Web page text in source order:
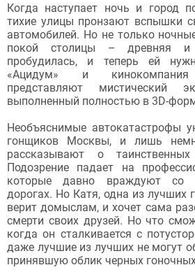
Когда наступает ночь и город
тихие улицы пронзают вспышки
автомобилей. Но не только
покой столицы – древняя и
пробудилась, и теперь ей
«Ацидум» и кинокомпания
представляют мистический
выполненный полностью в 3D-
Необъяснимые автокатастрофы
гонщиков Москвы, и лишь
рассказывают о
Подозрение падает на
которые давно враждуют со
дорогах. Но Катя, одна из лучших
верит домыслам, и хочет сама
смерти своих друзей. Но что
когда он сталкивается с
даже лучшие из лучших не могут
принявшую облик черных